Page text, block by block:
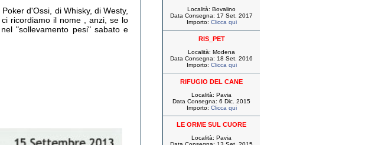
d'Ossi, di Whisky, di Westy,
ricordiamo il nome , anzi, se lo
"sollevamento pesi" sabato e
Località: Bovalino
Data Consegna: 17 Set. 2017
Importo: Clicca qui
RIS_PET
Località: Modena
Data Consegna: 18 Set. 2016
Importo: Clicca qui
RIFUGIO DEL CANE
Località: Pavia
Data Consegna: 6 Dic. 2015
Importo: Clicca qui
LE ORME SUL CUORE
Località: Pavia